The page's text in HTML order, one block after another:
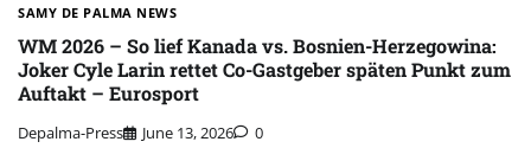
SAMY DE PALMA NEWS
WM 2026 – So lief Kanada vs. Bosnien-Herzegowina:
Joker Cyle Larin rettet Co-Gastgeber späten Punkt zum
Auftakt – Eurosport
Depalma-Press June 13, 2026 0